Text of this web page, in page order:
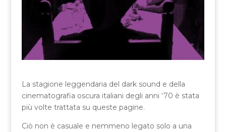
La stagione leggendaria del dark sound e della
cinematografia oscura italiani degli anni ‘70 è stata
più volte trattata su queste pagine.
Ciò non è casuale e nemmeno legato solo a una